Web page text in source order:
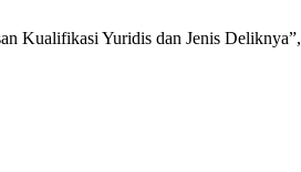
Kualifikasi Yuridis dan Jenis Deliknya”,